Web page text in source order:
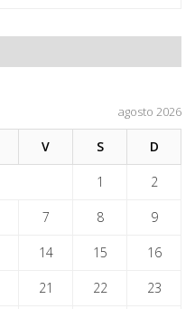
agosto 2026
V S D
1 2
7 8 9
14 15 16
21 22 23